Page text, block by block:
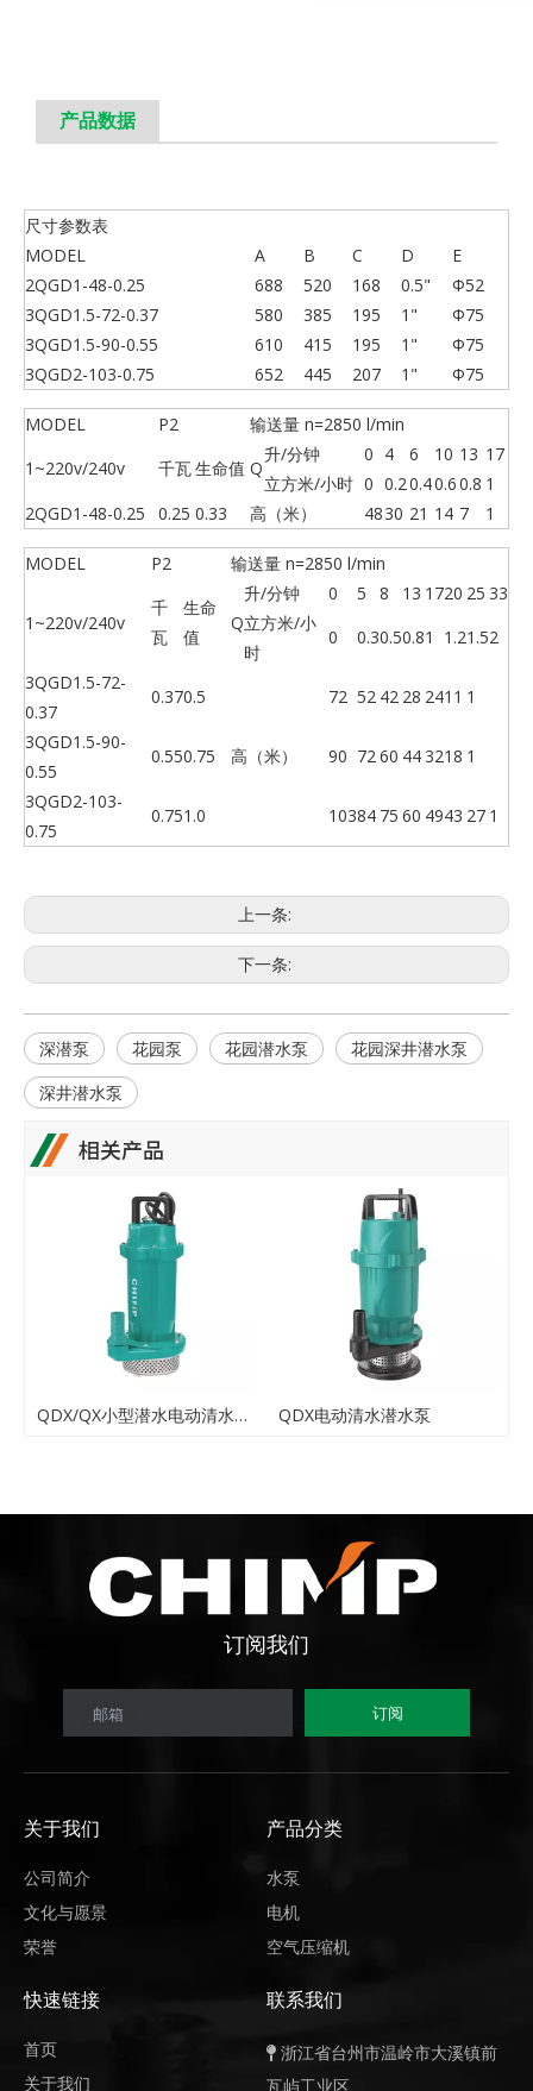
产品数据
尺寸参数表
MODEL
A B C D
E
2QGD1-48-0.25
688 520 168 0.5"
Φ52
3QGD1.5-72-0.37
580 385 195 1"
Φ75
3QGD1.5-90-0.55
610 415 195 1"
Φ75
3QGD2-103-0.75
652 445 207 1" Φ75
MODEL P2
输送量 n=2850 l/min
1~220v/240v
千瓦生命值 Q
升/分钟 0 4 6 10 13 17
立方米/小时 0 0.20.40.60.8 1
2QGD1-48-0.25
0.25 0.33 高（米） 4830 21 14 7 1
MODEL P2 输送量 n=2850 l/min
1~220v/240v
千
瓦
生命
值
Q
升/分钟 0 5 8 13 1720 25 33
立方米/小
时
0 0.30.50.81 1.21.52
3QGD1.5-72-
0.37
0.370.5
高（米）
72 52 42 28 2411 1
3QGD1.5-90-
0.55
0.550.75 90 72 60 44 3218 1
3QGD2-103-
0.75
0.751.0 10384 75 60 4943 27 1
上一条:
下一条:
深潜泵 花园泵 花园潜水泵
花园深井潜水泵
深井潜水泵
相关产品
QDX/QX小型潜水电动清水潜水泵 QDX电动清水潜水泵
订阅我们
邮箱 订阅
关于我们
公司简介
文化与愿景
荣誉
产品分类
水泵
电机
空气压缩机
快速链接
首页
关于我们
联系我们
 浙江省台州市温岭市大溪镇前
瓦屿工业区